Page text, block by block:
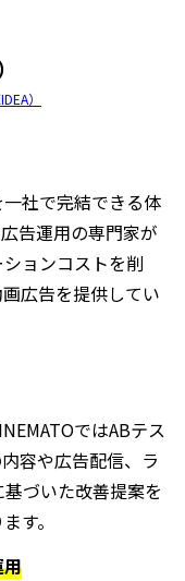
社で完結できる体
告運用の専門家が
ョンコストを削
広告を提供してい
ではABテス
容や広告配信、ラ
づいた改善提案を
す。